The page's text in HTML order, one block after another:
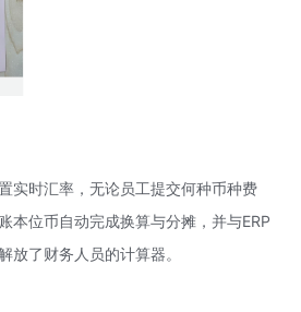
实时汇率，无论员工提交何种币种费
本位币自动完成换算与分摊，并与ERP
放了财务人员的计算器。